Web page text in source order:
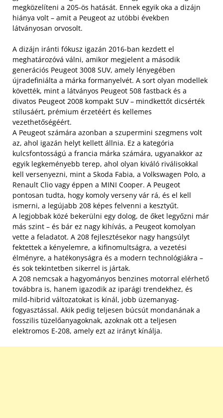
megközelíteni a 205-ös hatását. Ennek egyik oka a dizájn
hiánya volt – amit a Peugeot az utóbbi években
látványosan orvosolt.
A dizájn iránti fókusz igazán 2016-ban kezdett el
meghatározóvá válni, amikor megjelent a második
generációs Peugeot 3008 SUV, amely lényegében
újradefiniálta a márka formanyelvét. A sort olyan modellek
követték, mint a látványos Peugeot 508 fastback és a
divatos Peugeot 2008 kompakt SUV – mindkettőt dicsérték
stílusáért, prémium érzetéért és kellemes
vezethetőségéért.
A Peugeot számára azonban a szupermini szegmens volt
az, ahol igazán helyt kellett állnia. Ez a kategória
kulcsfontosságú a francia márka számára, ugyanakkor az
egyik legkeményebb terep, ahol olyan kiváló riválisokkal
kell versenyezni, mint a Skoda Fabia, a Volkswagen Polo, a
Renault Clio vagy éppen a MINI Cooper. A Peugeot
pontosan tudta, hogy komoly verseny vár rá, és el kell
ismerni, a legújabb 208 képes felvenni a kesztyűt.
A legjobbak közé bekerülni egy dolog, de őket legyőzni már
más szint – és bár ez nagy kihívás, a Peugeot komolyan
vette a feladatot. A 208 fejlesztésekor nagy hangsúlyt
fektettek a kényelemre, a kifinomultságra, a vezetési
élményre, a hatékonyságra és a modern technológiákra –
és sok tekintetben sikerrel is jártak.
A 208 nemcsak a hagyományos benzines motorral elérhető
továbbra is, hanem igazodik az iparági trendekhez, és
mild-hibrid változatokat is kínál, jobb üzemanyag-
fogyasztással. Akik pedig teljesen búcsút mondanának a
fosszilis tüzelőanyagoknak, azoknak ott a teljesen
elektromos E-208, amely ezt az irányt kínálja.